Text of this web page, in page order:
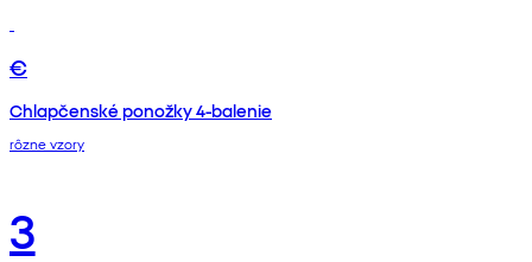
€
Chlapčenské ponožky 4-balenie
rôzne vzory
3